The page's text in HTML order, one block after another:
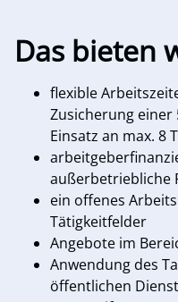
Das bieten
flexible
Zusicherung einer
Einsatz an max. 8
außerbetriebliche
ein offenes
Tätigkeitfelder
Angebote im
Anwendung des
öffentlichen